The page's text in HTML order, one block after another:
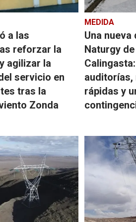
a las
reforzar la
agilizar la
servicio en
tras la
Zonda
MEDIDA
Una
Naturgy
auditorías,
rápidas y